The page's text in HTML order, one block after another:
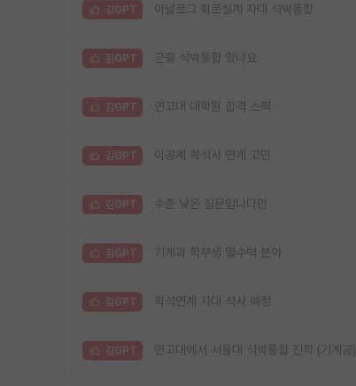
김GPT 아날로그 회로설계 자대 석박통합
김GPT 군필 석박통합 있나요
김GPT 연고대 대학원 합격 스펙
김GPT 이공계 학석사 연계 고민
김GPT 수준 낮은 질문입니다만
김GPT 기계과 학부생 열수력 분야
김GPT 학석연계 자대 석사 예정
김GPT 연고대에서 서울대 석박통합 진학 (기계공)